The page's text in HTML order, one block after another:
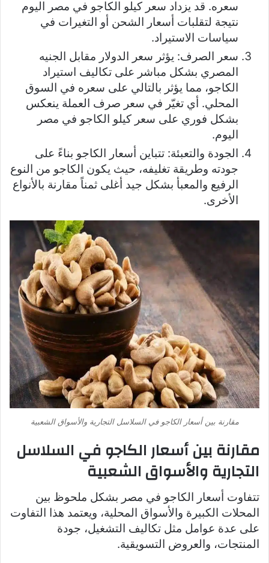
سعره. قد يزداد سعر كيلو الكاجو في مصر اليوم
نتيجة لتقلبات أسعار الشحن أو التغيرات في
سياسات الاستيراد.
سعر الصرف: يؤثر سعر الدولار مقابل الجنيه
المصري بشكل مباشر على تكاليف استيراد
الكاجو، مما يؤثر بالتالي على سعره في السوق
المحلي. أي تغيّر في سعر صرف العملة ينعكس
بشكل فوري على سعر كيلو الكاجو في مصر
اليوم.
الجودة والتعبئة: تتباين أسعار الكاجو بناءً على
جودته وطريقة تغليفه، حيث يكون الكاجو من النوع
الرفيع والمعبأ بشكل جيد أغلى ثمناً مقارنة بالأنواع
الأخرى.
مقارنة بين أسعار الكاجو في السلاسل التجارية والأسواق الشعبية
مقارنة بين أسعار الكاجو في السلاسل
التجارية والأسواق الشعبية
تتفاوت أسعار الكاجو في مصر بشكل ملحوظ بين
المحلات الكبيرة والأسواق المحلية، ويعتمد هذا التفاوت
على عدة عوامل مثل تكاليف التشغيل، جودة
المنتجات، والعروض التسويقية.